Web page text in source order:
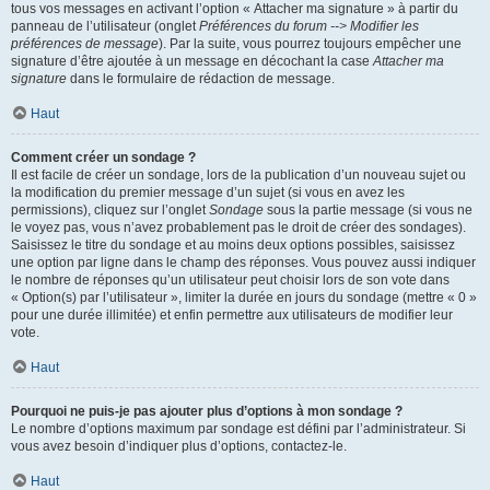
tous vos messages en activant l’option « Attacher ma signature » à partir du
panneau de l’utilisateur (ongletPréférences du forum --> Modifier les
préférences de message). Par la suite, vous pourrez toujours empêcher une
signature d’être ajoutée à un message en décochant la caseAttacher ma
signature dans le formulaire de rédaction de message.
Haut
Comment créer un sondage ?
Il est facile de créer un sondage, lors de la publication d’un nouveau sujet ou
la modification du premier message d’un sujet (si vous en avez les
permissions), cliquez sur l’ongletSondage sous la partie message (si vous ne
le voyez pas, vous n’avez probablement pas le droit de créer des sondages).
Saisissez le titre du sondage et au moins deux options possibles, saisissez
une option par ligne dans le champ des réponses. Vous pouvez aussi indiquer
le nombre de réponses qu’un utilisateur peut choisir lors de son vote dans
« Option(s) par l’utilisateur », limiter la durée en jours du sondage (mettre « 0 »
pour une durée illimitée) et enfin permettre aux utilisateurs de modifier leur
vote.
Haut
Pourquoi ne puis-je pas ajouter plus d’options à mon sondage ?
Le nombre d’options maximum par sondage est défini par l’administrateur. Si
vous avez besoin d’indiquer plus d’options, contactez-le.
Haut